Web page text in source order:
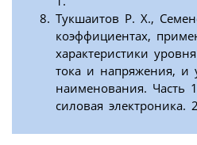
Тукшаитов Р. Х.,
коэффициентах,
характеристики
тока и напряжения, и
наименования. Часть
силовая